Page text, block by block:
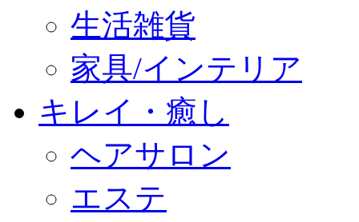
生活雑貨
家具/インテリア
キレイ・癒し
ヘアサロン
エステ